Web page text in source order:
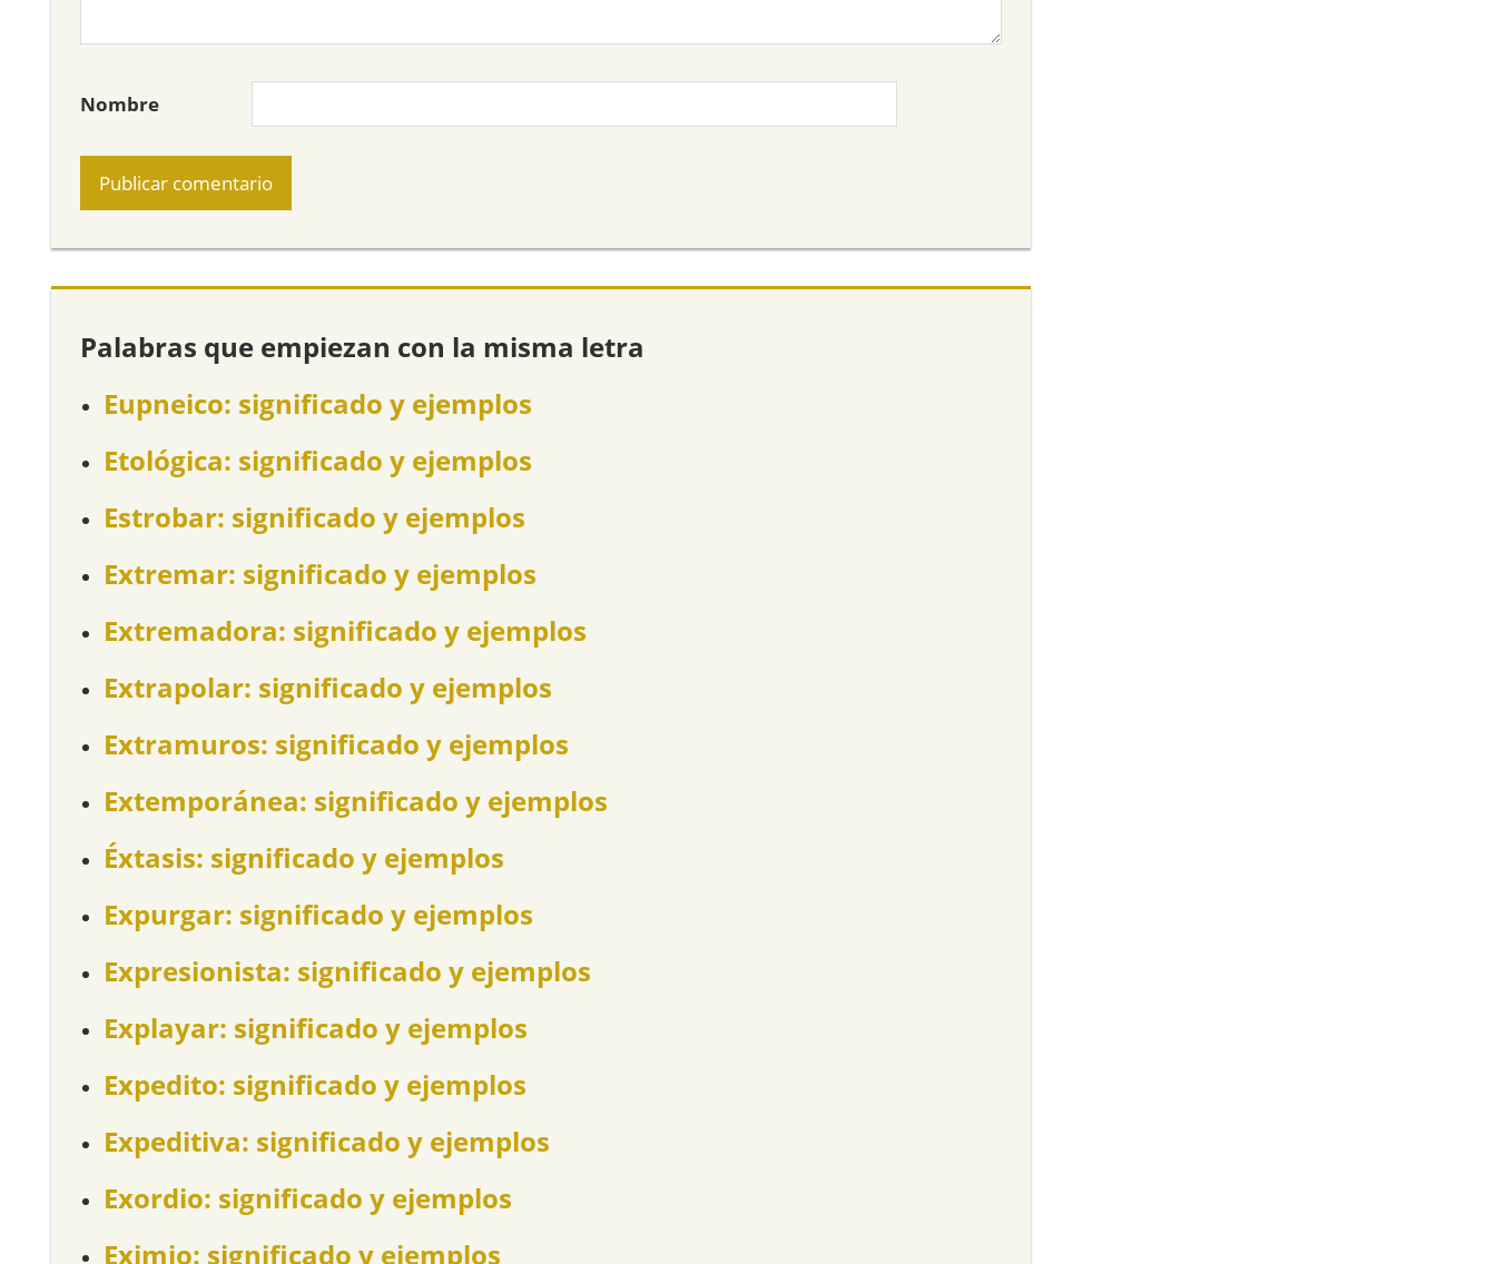
Nombre
Palabras que empiezan con la misma letra
Eupneico: significado y ejemplos
Etológica: significado y ejemplos
Estrobar: significado y ejemplos
Extremar: significado y ejemplos
Extremadora: significado y ejemplos
Extrapolar: significado y ejemplos
Extramuros: significado y ejemplos
Extemporánea: significado y ejemplos
Éxtasis: significado y ejemplos
Expurgar: significado y ejemplos
Expresionista: significado y ejemplos
Explayar: significado y ejemplos
Expedito: significado y ejemplos
Expeditiva: significado y ejemplos
Exordio: significado y ejemplos
Eximio: significado y ejemplos